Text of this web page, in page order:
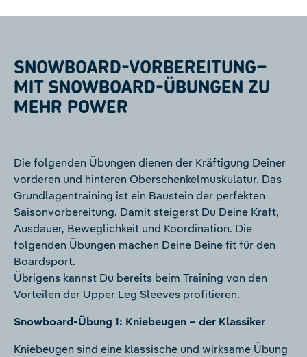
SNOWBOARD-VORBEREITUNG–
MIT SNOWBOARD-ÜBUNGEN ZU
MEHR POWER
Die folgenden Übungen dienen der Kräftigung Deiner
vorderen und hinteren Oberschenkelmuskulatur. Das
Grundlagentraining ist ein Baustein der perfekten
Saisonvorbereitung. Damit steigerst Du Deine Kraft,
Ausdauer, Beweglichkeit und Koordination. Die
folgenden Übungen machen Deine Beine fit für den
Boardsport.
Übrigens kannst Du bereits beim Training von den
Vorteilen der Upper Leg Sleeves profitieren.
Snowboard-Übung 1: Kniebeugen – der Klassiker
Kniebeugen sind eine klassische und wirksame Übung